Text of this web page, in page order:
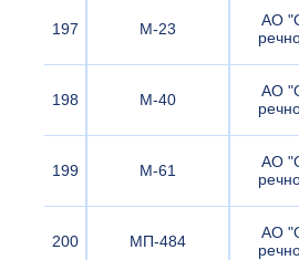
197 М-23
АО
198 М-40
АО
199 М-61
АО
200 МП-484
АО